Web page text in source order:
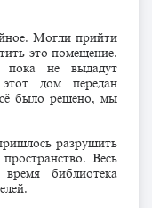
Могли прийти
это помещение.
не выдадут
этот дом передан
было решено, мы
разрушить
Весь
библиотека